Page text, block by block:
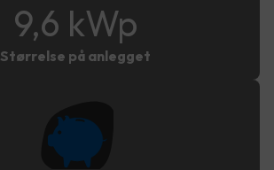
9,6 kWp
Størrelse på anlegget